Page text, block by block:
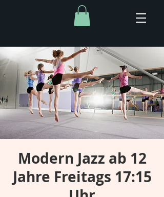
Modern Jazz ab 12
Jahre Freitags 17:15